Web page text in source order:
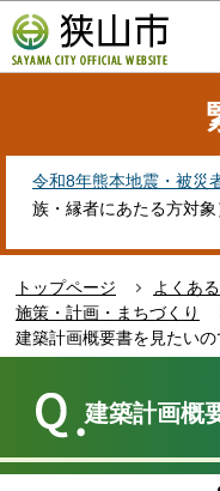
の
ペ
す
令和8年熊本地震・被災
族・縁者にあたる方対象
トップページ よくあ
施策・計画・まちづくり
建築計画概要書を見たいの
か
建築計画概